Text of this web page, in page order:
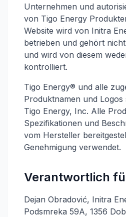
Unternehmen und
von Tigo Energy
Website wird von Initra
betrieben und gehört
und wird von diesem
kontrolliert.
Tigo Energy® und alle
Produktnamen und
Tigo Energy, Inc. Alle
Spezifikationen und
vom Hersteller
Genehmigung verwendet.
Verantwortlich
Dejan Obradović, Initra
Podsmreka 59A, 1356